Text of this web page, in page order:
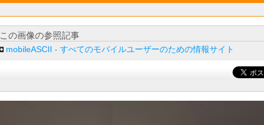
この画像の参照記事
mobileASCII - すべてのモバイルユーザーのための情報サイト